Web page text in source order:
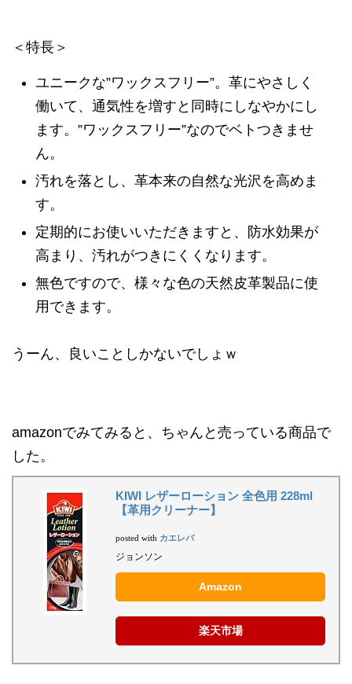
＜特長＞
ユニークな”ワックスフリー”。革にやさしく
働いて、通気性を増すと同時にしなやかにし
ます。”ワックスフリー”なのでベトつきませ
ん。
汚れを落とし、革本来の自然な光沢を高めま
す。
定期的にお使いいただきますと、防水効果が
高まり、汚れがつきにくくなります。
無色ですので、様々な色の天然皮革製品に使
用できます。
うーん、良いことしかないでしょｗ
amazonでみてみると、ちゃんと売っている商品で
した。
KIWI レザーローション 全色用 228ml
【革用クリーナー】
posted with カエレバ
ジョンソン
Amazon
楽天市場